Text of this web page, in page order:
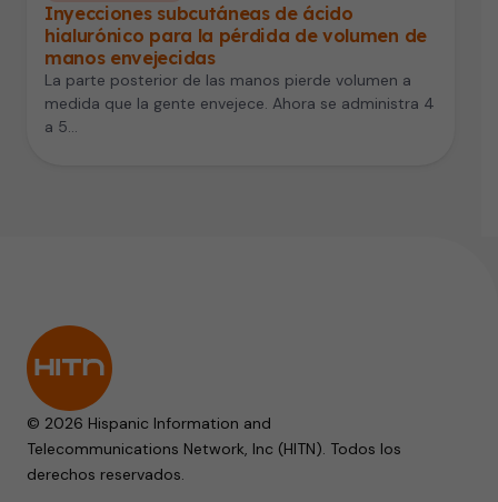
Inyecciones subcutáneas de ácido
hialurónico para la pérdida de volumen de
manos envejecidas
La parte posterior de las manos pierde volumen a
medida que la gente envejece. Ahora se administra 4
a 5…
© 2026 Hispanic Information and
Telecommunications Network, Inc (HITN). Todos los
derechos reservados.